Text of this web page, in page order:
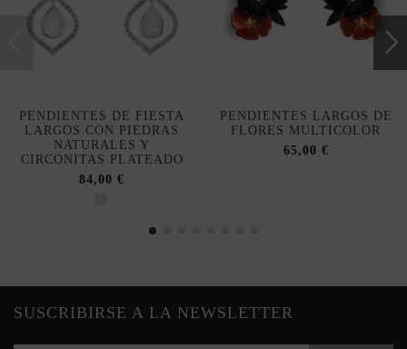
PENDIENTES DE FIESTA
LARGOS CON PIEDRAS
NATURALES Y
CIRCONITAS PLATEADO
84,00 €
PENDIENTES LARGOS DE
FLORES MULTICOLOR
65,00 €
SUSCRIBIRSE A LA NEWSLETTER